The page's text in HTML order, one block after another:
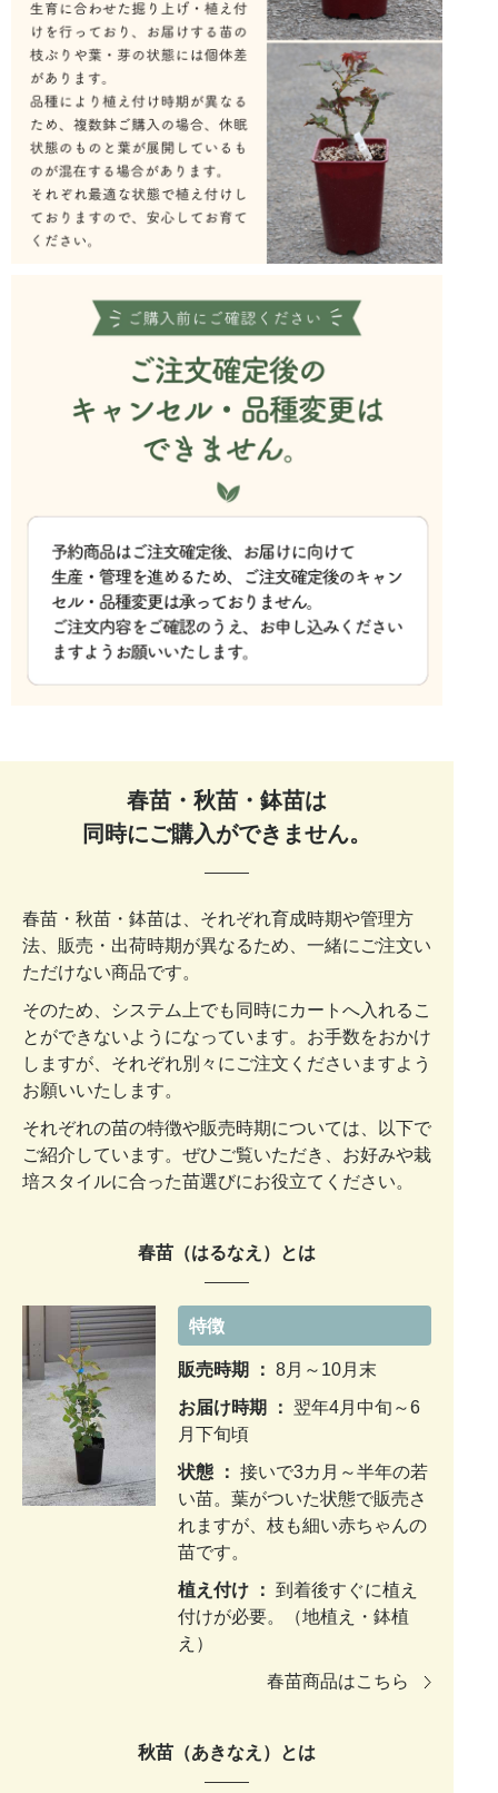
春苗・秋苗・鉢苗は
同時にご購入ができません。
春苗・秋苗・鉢苗は、それぞれ育成時期や管理方
法、販売・出荷時期が異なるため、一緒にご注文い
ただけない商品です。
そのため、システム上でも同時にカートへ入れるこ
とができないようになっています。お手数をおかけ
しますが、それぞれ別々にご注文くださいますよう
お願いいたします。
それぞれの苗の特徴や販売時期については、以下で
ご紹介しています。ぜひご覧いただき、お好みや栽
培スタイルに合った苗選びにお役立てください。
春苗（はるなえ）とは
特徴
販売時期 ： 8月～10月末
お届け時期 ： 翌年4月中旬～6
月下旬頃
状態 ： 接いで3カ月～半年の若
い苗。葉がついた状態で販売さ
れますが、枝も細い赤ちゃんの
苗です。
植え付け ： 到着後すぐに植え
付けが必要。（地植え・鉢植
え）
春苗商品はこちら
秋苗（あきなえ）とは